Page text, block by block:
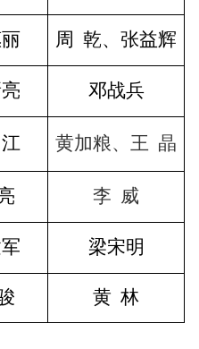
周 乾、张益辉
邓战兵
黄加粮、 王 晶
李 威
梁宋明
黄 林